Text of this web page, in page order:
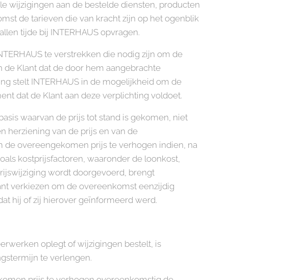
wijzigingen aan de bestelde diensten, producten
de tarieven die van kracht zijn op het ogenblik
tijde bij INTERHAUS opvragen.
te verstrekken die nodig zijn om de
Klant dat de door hem aangebrachte
stelt INTERHAUS in de mogelijkheid om de
dat de Klant aan deze verplichting voldoet.
waarvan de prijs tot stand is gekomen, niet
herziening van de prijs en van de
de overeengekomen prijs te verhogen indien, na
kostprijsfactoren, waaronder de loonkost,
wordt doorgevoerd, brengt
verkiezen om de overeenkomst eenzijdig
hij of zij hierover geïnformeerd werd.
oplegt of wijzigingen bestelt, is
te verlengen.